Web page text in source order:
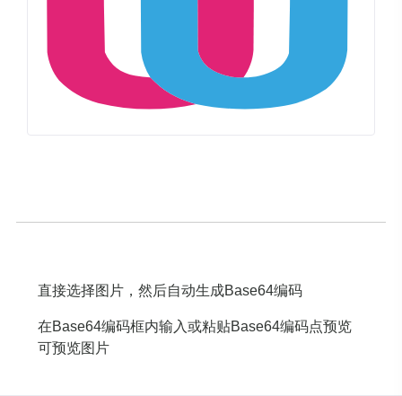
直接选择图片，然后自动生成Base64编码
在Base64编码框内输入或粘贴Base64编码点预览
可预览图片